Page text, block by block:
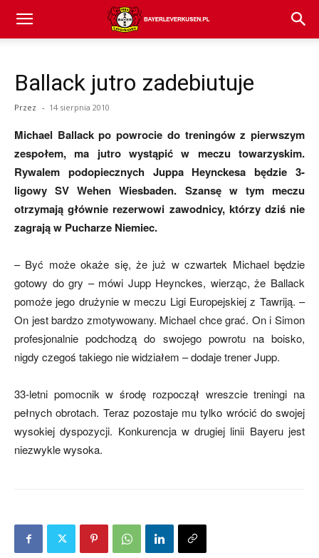
Bayer
Leverkusen
(transfery,
skład)
Ballack jutro zadebiutuje
Przez - 14 sierpnia 2010
Michael Ballack po powrocie do treningów z pierwszym
zespołem, ma jutro wystąpić w meczu towarzyskim.
Rywalem podopiecznych Juppa Heynckesa będzie 3-
ligowy SV Wehen Wiesbaden. Szansę w tym meczu
otrzymają głównie rezerwowi zawodnicy, którzy dziś nie
zagrają w Pucharze Niemiec.
– Być może okaże się, że już w czwartek Michael będzie
gotowy do gry – mówi Jupp Heynckes, wierząc, że Ballack
pomoże jego drużynie w meczu Ligi Europejskiej z Tawriją. –
On jest bardzo zmotywowany. Michael chce grać. On i Simon
profesjonalnie podchodzą do swojego powrotu na boisko,
nigdy czegoś takiego nie widziałem – dodaje trener Jupp.
33-letni pomocnik w środę rozpoczął wreszcie treningi na
pełnych obrotach. Teraz pozostaje mu tylko wrócić do swojej
wysokiej dyspozycji. Konkurencja w drugiej linii Bayeru jest
niezwykle wysoka.